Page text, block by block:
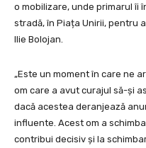
o mobilizare, unde primarul îi
stradă, în Piața Unirii, pentru
Ilie Bolojan.
„Este un moment în care ne
om care a avut curajul să-și
dacă acestea deranjează
influente. Acest om a
contribui decisiv și la